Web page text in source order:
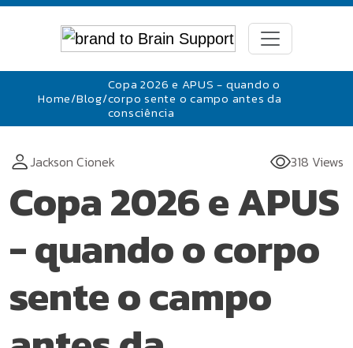
Home/Blog/
Copa 2026 e APUS - quando o
corpo sente o campo antes da
consciência
Jackson Cionek 318 Views
Copa 2026 e APUS
- quando o corpo
sente o campo